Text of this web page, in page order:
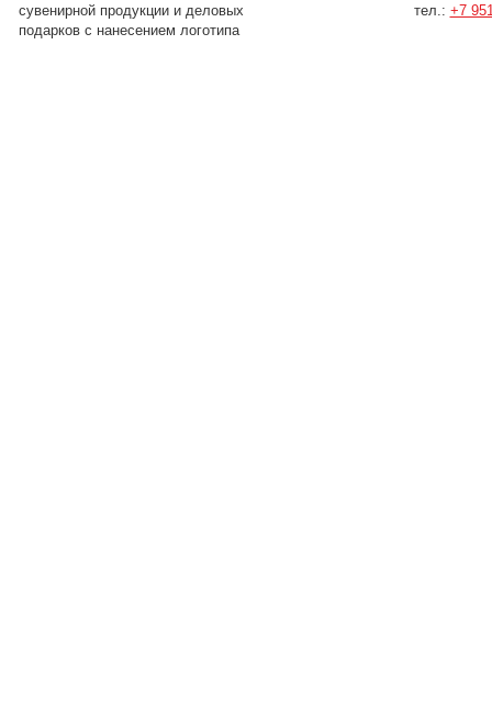
сувенирной продукции и деловых
подарков с нанесением логотипа
тел.: +7